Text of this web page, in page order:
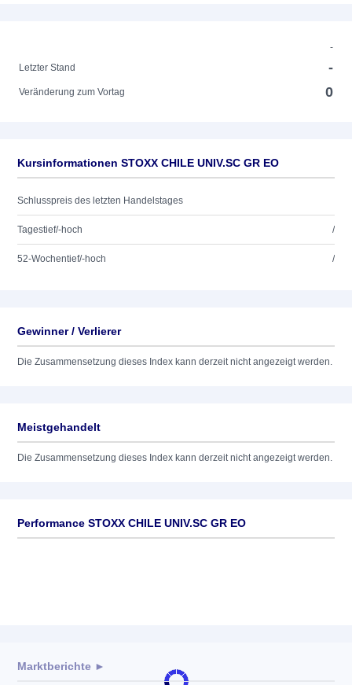
-
Letzter Stand
-
Veränderung zum Vortag 0
Kursinformationen STOXX CHILE UNIV.SC GR EO
Schlusspreis des letzten Handelstages
Tagestief/-hoch /
52-Wochentief/-hoch /
Gewinner / Verlierer
Die Zusammensetzung dieses Index kann derzeit nicht angezeigt werden.
Meistgehandelt
Die Zusammensetzung dieses Index kann derzeit nicht angezeigt werden.
Performance STOXX CHILE UNIV.SC GR EO
Marktberichte ►